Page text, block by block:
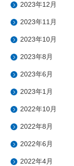
2023年12月
2023年11月
2023年10月
2023年8月
2023年6月
2023年1月
2022年10月
2022年8月
2022年6月
2022年4月